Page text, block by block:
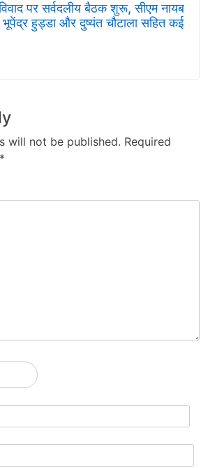
पर सर्वदलीय बैठक शुरू, सीएम नायब
भूपेंद्र हुड्डा और दुष्यंत चौटाला सहित कई
will not be published. Required
*